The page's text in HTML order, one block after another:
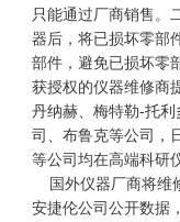
只能通过厂商销售。
器后，将已损坏零部
部件，避免已损坏零
获授权的仪器维修商
丹纳赫、梅特勒-托
司、布鲁克等公司，
等公司均在高端科研
国外仪器厂商将维
安捷伦公司公开数据